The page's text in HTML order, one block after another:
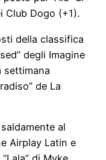
Club Dogo (+1).
della classifica
degli Imagine
settimana
de La
al
Airplay Latin e